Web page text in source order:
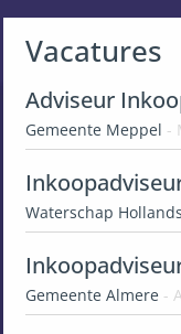
Vacatures
Adviseur
Gemeente Meppel -
Waterschap
Gemeente Almere-